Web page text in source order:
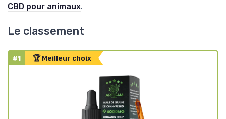
CBD pour animaux.
Le classement
#1 🏆 Meilleur choix